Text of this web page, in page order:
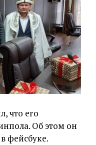
что его
Об этом он
в фейсбуке.